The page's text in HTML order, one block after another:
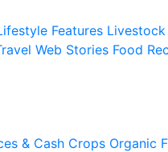
Features Livestock
Web Stories Food
& Cash Crops Organic